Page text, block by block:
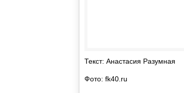
Текст: Анастасия Разумная
Фото: fk40.ru